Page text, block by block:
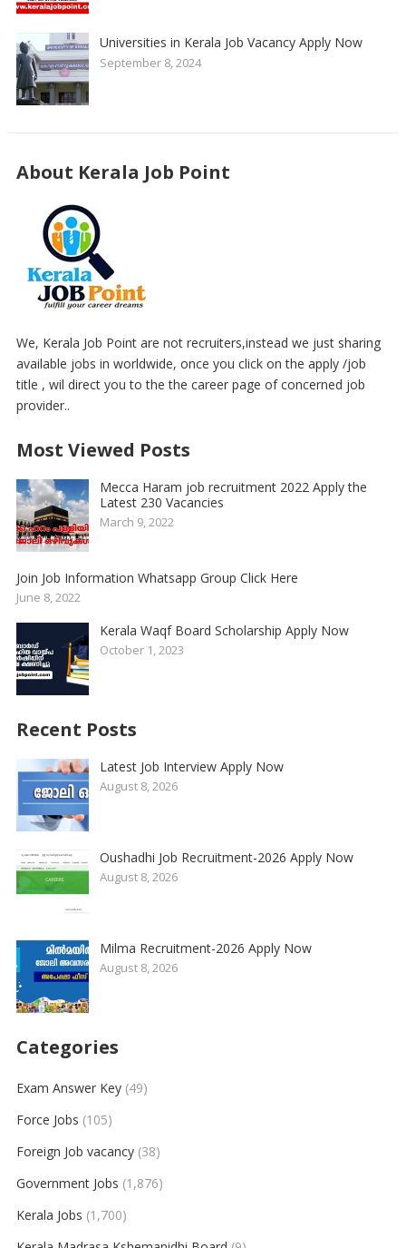
Universities in Kerala Job Vacancy Apply Now
September 8, 2024
About Kerala Job Point
We, Kerala Job Point are not recruiters,instead we just sharing
available jobs in worldwide, once you click on the apply /job
title , wil direct you to the the career page of concerned job
provider..
Most Viewed Posts
Mecca Haram job recruitment 2022 Apply the
Latest 230 Vacancies
March 9, 2022
Join Job Information Whatsapp Group Click Here
June 8, 2022
Kerala Waqf Board Scholarship Apply Now
October 1, 2023
Recent Posts
Latest Job Interview Apply Now
August 8, 2026
Oushadhi Job Recruitment-2026 Apply Now
August 8, 2026
Milma Recruitment-2026 Apply Now
August 8, 2026
Categories
Exam Answer Key(49)
Force Jobs (105)
Foreign Job vacancy(38)
Government Jobs (1,876)
Kerala Jobs (1,700)